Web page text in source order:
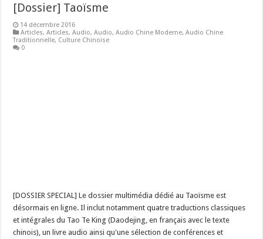
[Dossier] Taoïsme
14 décembre 2016
Articles,Articles,Audio,Audio,Audio Chine Moderne,Audio Chine
Traditionnelle, Culture Chinoise
0
[DOSSIER SPECIAL] Le dossier multimédia dédié au Taoïsme est
désormais en ligne. Il inclut notamment quatre traductions classiques
et intégrales du Tao Te King (Daodejing, en français avec le texte
chinois), un livre audio ainsi qu'une sélection de conférences et